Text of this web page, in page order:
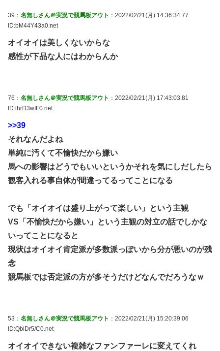
39： 名無しさん＠実況で競馬板アウト ：2022/02/21(月) 14:36:34.77
ID:bM44Y43a0.net
オイオイは美しくないからな
感性が下品な人にはわからんか
76： 名無しさん＠実況で競馬板アウト ：2022/02/21(月) 17:43:03.81
ID:ihrD3wIF0.net
>>39
それなんだよね
単純に汚くて不愉快だから嫌い
馬への影響はどうでもいいというかそれを気にしだしたら
観客入れる事自体が間違ってるってことになる
でも「オイオイは盛り上がって楽しい」という主観
VS「不愉快だから嫌い」という主観の対立の話でしかな
いってことになると
現状はオイオイ肯定派が多数派っぽいから分が悪いのが残
念
競馬板では否定派の方が多そうだけどなんでだろうなｗ
53： 名無しさん＠実況で競馬板アウト ：2022/02/21(月) 15:20:39.06
ID:QblDr5/C0.net
オイオイできない複雑なファンファーレに変えてくれ